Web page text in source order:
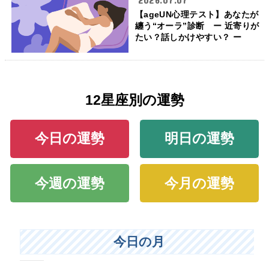
【ageUN心理テスト】あなたが
纏う“オーラ”診断 ー 近寄りが
たい？話しかけやすい？ ー
12星座別の運勢
今日の運勢 明日の運勢
今週の運勢 今月の運勢
今日の月